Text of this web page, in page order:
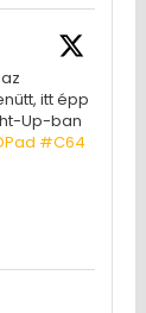
itt épp
Up-ban
#C64